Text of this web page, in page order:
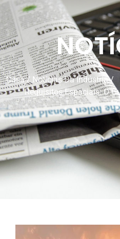
Casa/ Notícias Da Indústria/
Requisitos Espaciais: O